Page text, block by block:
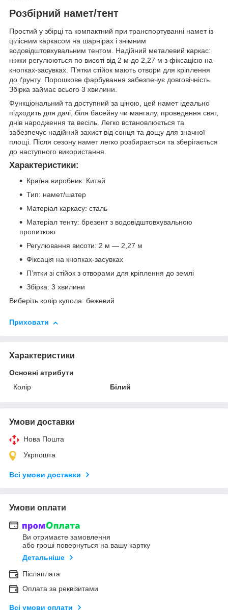
Розбірний намет/тент
Простий у збірці та компактний при транспортуванні намет із
цілісним каркасом на шарнірах і знімним
водовідштовхувальним тентом. Надійний металевий каркас:
ніжки регулюються по висоті від 2 м до 2,27 м з фіксацією на
кнопках-засувках. П’ятки стійок мають отвори для кріплення
до ґрунту. Порошкове фарбування забезпечує довговічність.
Збірка займає всього 3 хвилини.
Функціональний та доступний за ціною, цей намет ідеально
підходить для дачі, біля басейну чи мангалу, проведення свят,
днів народження та весіль. Легко встановлюється та
забезпечує надійний захист від сонця та дощу для значної
площі. Після сезону намет легко розбирається та зберігається
до наступного використання.
Характеристики:
Країна виробник: Китай
Тип: намет/шатер
Матеріал каркасу: сталь
Матеріал тенту: брезент з водовідштовхувальною
пропиткою
Регулювання висоти: 2 м — 2,27 м
Фіксація на кнопках-засувках
П’ятки зі стійок з отворами для кріплення до землі
Збірка: 3 хвилини
Виберіть колір купола: бежевий
Приховати
Характеристики
Основні атрибути
Колір
Білий
Умови доставки
Нова Пошта
Укрпошта
Всі умови доставки
Умови оплати
Ви отримаєте замовлення
або гроші повернуться на вашу картку
Детальніше
Післяплата
Оплата за реквізитами
Всі умови оплати